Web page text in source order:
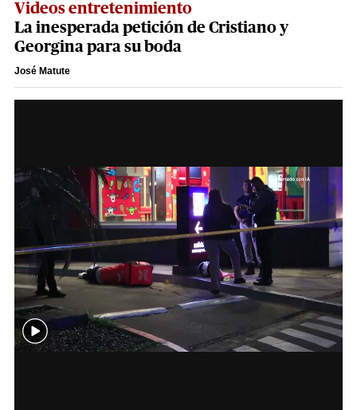
Videos entretenimiento
La inesperada petición de Cristiano y
Georgina para su boda
José Matute